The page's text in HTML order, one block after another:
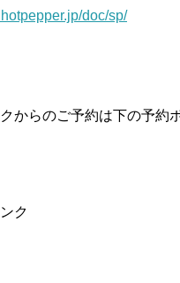
doc/sp/
からのご予約は下の予約
ク